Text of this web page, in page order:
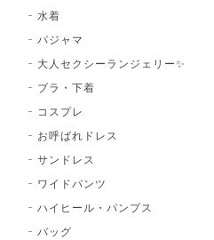
水着
パジャマ
大人セクシーランジェリー✨
ブラ・下着
コスプレ
お呼ばれドレス
サンドレス
ワイドパンツ
ハイヒール・パンプス
バッグ